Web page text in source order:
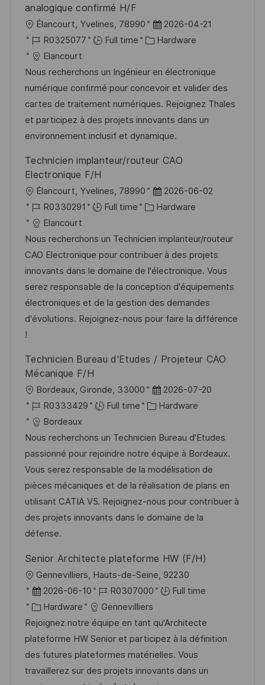
analogique confirmé H/F
L
o
c
a
t
i
o
n
Élancourt, Yvelines, 78990
P
o
t
e
d
D
a
e
2026-04-21
J
o
b
I
d
R0325077 Full time
C
t
e
g
o
r
Hardware
Elancourt
Nous recherchons un Ingénieur en électronique
numérique confirmé pour concevoir et valider des
cartes de traitement numériques. Rejoignez Thales
et participez à des projets innovants dans un
environnement inclusif et dynamique.
Technicien implanteur/routeur CAO
Electronique F/H
L
o
c
a
t
i
o
n
Élancourt, Yvelines, 78990
P
o
t
e
d
D
a
t
2026-06-02
J
o
b
I
d
R0330291 Full time
C
t
e
g
o
r
y
Hardware
Elancourt
Nous recherchons un Technicien implanteur/routeur
CAO Electronique pour contribuer à des projets
innovants dans le domaine de l'électronique. Vous
serez responsable de la conception d'équipements
électroniques et de la gestion des demandes
d'évolutions. Rejoignez-nous pour faire la différence
!
Technicien Bureau d'Etudes / Projeteur CAO
Mécanique F/H
L
o
c
a
t
i
o
n
Bordeaux, Gironde, 33000
P
o
t
e
d
D
a
t
2026-07-20
J
o
b
I
d
R0333429 Full time
C
t
e
g
o
r
y
Hardware
Bordeaux
Nous recherchons un Technicien Bureau d'Etudes
passionné pour rejoindre notre équipe à Bordeaux.
Vous serez responsable de la modélisation de
pièces mécaniques et de la réalisation de plans en
utilisant CATIA V5. Rejoignez-nous pour contribuer à
des projets innovants dans le domaine de la
défense.
Senior Architecte plateforme HW (F/H)
L
o
c
a
t
i
o
Gennevilliers, Hauts-de-Seine, 92230
P
o
s
t
e
d
2026-06-10
J
o
b
I
d
R0307000
Full time
C
a
t
e
g
Hardware
Gennevilliers
Rejoignez notre équipe en tant qu'Architecte
plateforme HW Senior et participez à la définition
des futures plateformes matérielles. Vous
travaillerez sur des projets innovants dans un